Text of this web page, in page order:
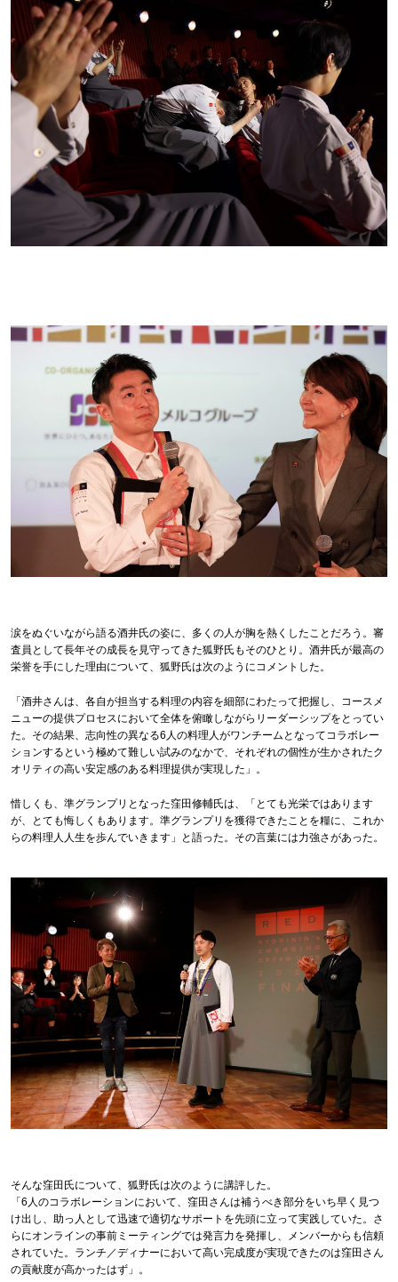
涙をぬぐいながら語る酒井氏の姿に、多くの人が胸を熱くしたことだろう。審
査員として長年その成長を見守ってきた狐野氏もそのひとり。酒井氏が最高の
栄誉を手にした理由について、狐野氏は次のようにコメントした。
「酒井さんは、各自が担当する料理の内容を細部にわたって把握し、コースメ
ニューの提供プロセスにおいて全体を俯瞰しながらリーダーシップをとってい
た。その結果、志向性の異なる6人の料理人がワンチームとなってコラボレー
ションするという極めて難しい試みのなかで、それぞれの個性が生かされたク
オリティの高い安定感のある料理提供が実現した」。
惜しくも、準グランプリとなった窪田修輔氏は、「とても光栄ではあります
が、とても悔しくもあります。準グランプリを獲得できたことを糧に、これか
らの料理人人生を歩んでいきます」と語った。その言葉には力強さがあった。
そんな窪田氏について、狐野氏は次のように講評した。
「6人のコラボレーションにおいて、窪田さんは補うべき部分をいち早く見つ
け出し、助っ人として迅速で適切なサポートを先頭に立って実践していた。さ
らにオンラインの事前ミーティングでは発言力を発揮し、メンバーからも信頼
されていた。ランチ／ディナーにおいて高い完成度が実現できたのは窪田さん
の貢献度が高かったはず」。